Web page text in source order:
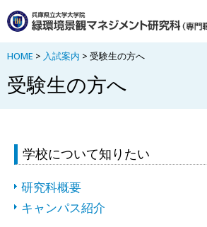
HOME > 入試案内 > 受験生の方へ
受験生の方へ
学校について知りたい
研究科概要
キャンパス紹介